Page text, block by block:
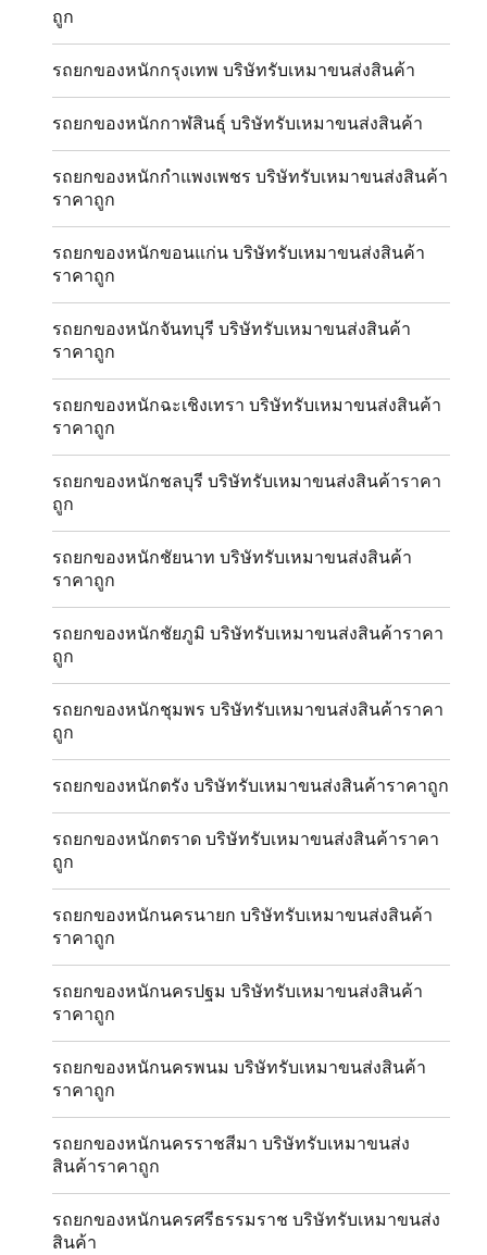
ถูก
รถยกของหนักกรุงเทพ บริษัทรับเหมาขนส่งสินค้า
รถยกของหนักกาฬสินธุ์ บริษัทรับเหมาขนส่งสินค้า
รถยกของหนักกำแพงเพชร บริษัทรับเหมาขนส่งสินค้า
ราคาถูก
รถยกของหนักขอนแก่น บริษัทรับเหมาขนส่งสินค้า
ราคาถูก
รถยกของหนักจันทบุรี บริษัทรับเหมาขนส่งสินค้า
ราคาถูก
รถยกของหนักฉะเชิงเทรา บริษัทรับเหมาขนส่งสินค้า
ราคาถูก
รถยกของหนักชลบุรี บริษัทรับเหมาขนส่งสินค้าราคา
ถูก
รถยกของหนักชัยนาท บริษัทรับเหมาขนส่งสินค้า
ราคาถูก
รถยกของหนักชัยภูมิ บริษัทรับเหมาขนส่งสินค้าราคา
ถูก
รถยกของหนักชุมพร บริษัทรับเหมาขนส่งสินค้าราคา
ถูก
รถยกของหนักตรัง บริษัทรับเหมาขนส่งสินค้าราคาถูก
รถยกของหนักตราด บริษัทรับเหมาขนส่งสินค้าราคา
ถูก
รถยกของหนักนครนายก บริษัทรับเหมาขนส่งสินค้า
ราคาถูก
รถยกของหนักนครปฐม บริษัทรับเหมาขนส่งสินค้า
ราคาถูก
รถยกของหนักนครพนม บริษัทรับเหมาขนส่งสินค้า
ราคาถูก
รถยกของหนักนครราชสีมา บริษัทรับเหมาขนส่ง
สินค้าราคาถูก
รถยกของหนักนครศรีธรรมราช บริษัทรับเหมาขนส่ง
สินค้า